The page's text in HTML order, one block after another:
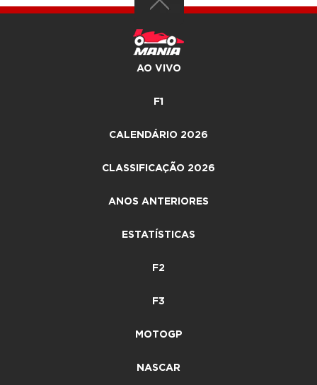
AO VIVO
F1
CALENDÁRIO 2026
CLASSIFICAÇÃO 2026
ANOS ANTERIORES
ESTATÍSTICAS
F2
F3
MOTOGP
NASCAR